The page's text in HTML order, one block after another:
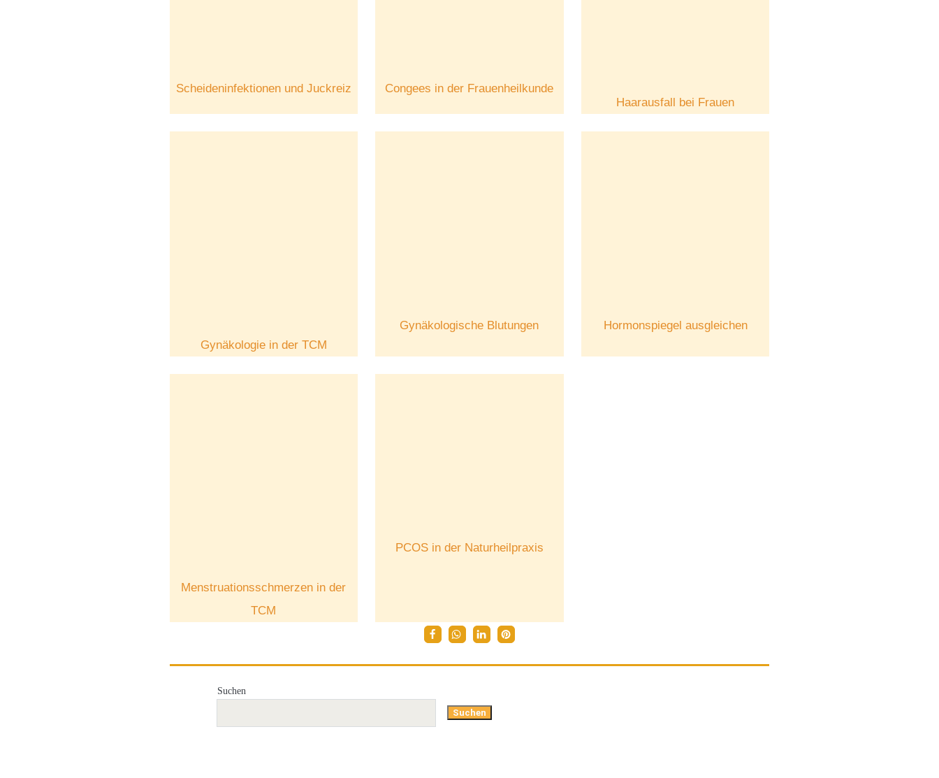
Scheideninfektionen und Juckreiz
Congees in der Frauenheilkunde
Haarausfall bei Frauen
Gynäkologie in der TCM
Gynäkologische Blutungen Hormonspiegel ausgleichen
Menstruationsschmerzen in der
TCM
PCOS in der Naturheilpraxis
Suchen
Suchen